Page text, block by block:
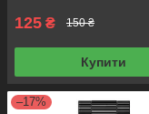
125 ₴ 150 ₴
Купити
–17%